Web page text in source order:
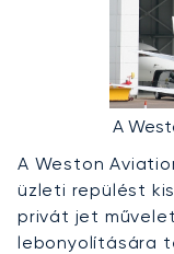
A
A Weston
üzleti repülést
privát jet
lebonyolítására